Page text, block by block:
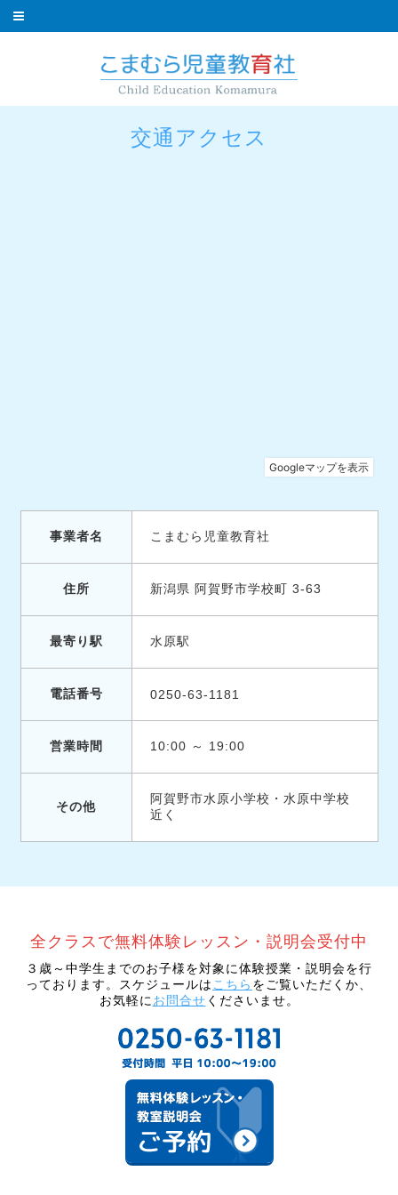
交通アクセス
事業者名 こまむら児童教育社
住所 新潟県 阿賀野市学校町 3-63
最寄り駅 水原駅
電話番号 0250-63-1181
営業時間 10:00 ～ 19:00
その他
阿賀野市水原小学校・水原中学校
近く
３歳～中学生までのお子様を対象に体験授業・説明会を行
っております。スケジュールはこちら をご覧いただくか、
お気軽にお問合せ くださいませ。